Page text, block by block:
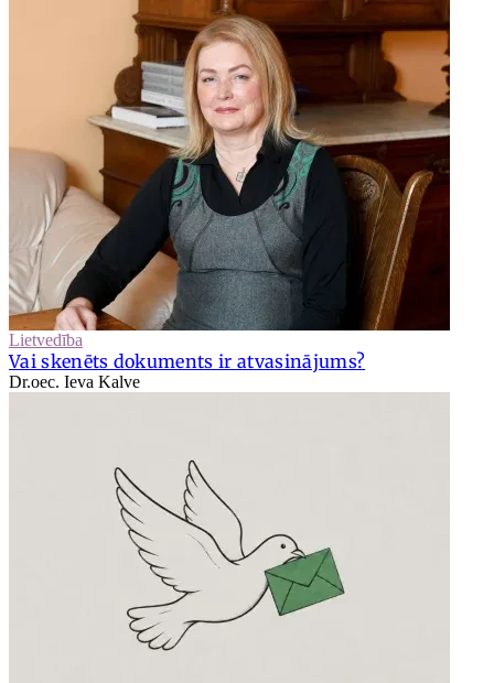
Lietvedība
Vai skenēts dokuments ir atvasinājums?
Dr.oec. Ieva Kalve